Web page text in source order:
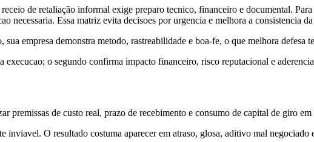
de retaliação informal exige preparo tecnico, financeiro e documental.
necessaria. Essa matriz evita decisoes por urgencia e melhora a consistencia
empresa demonstra metodo, rastreabilidade e boa-fe, o que melhora defesa
o segundo confirma impacto financeiro, risco reputacional e
de custo real, prazo de recebimento e consumo de capital de giro em
inviavel. O resultado costuma aparecer em atraso, glosa, aditivo mal